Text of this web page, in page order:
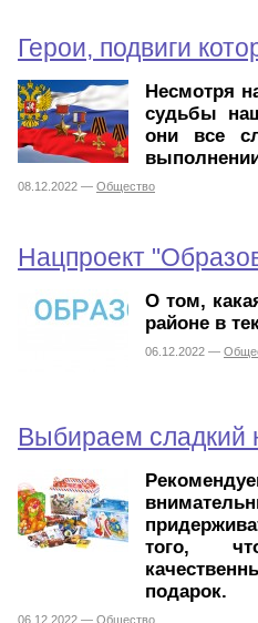
Герои, подвиги
Несмотря
судьбы
они все
08.12.2022 — Общество
Нацпроект
О том,
районе в
06.12.2022 —
Выбираем сладкий
того,
подарок.
06.12.2022 — Общество